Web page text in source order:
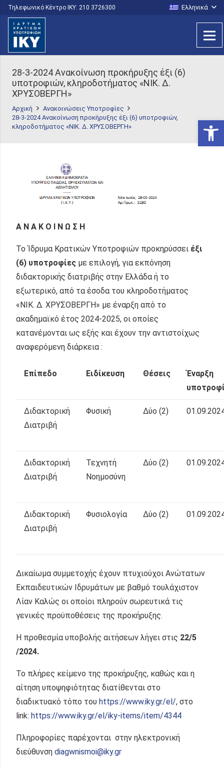
Τηλεφωνικό Κέντρο IKY: 210 3726300 Ελληνικά
28-3-2024 Aνακοίνωση προκήρυξης έξι (6)
υποτροφιών, κληροδοτήματος «ΝΙΚ. Δ.
ΧΡΥΣΟΒΕΡΓΗ»
Αρχική
Ανακοινώσεις Υποτροφίες
28-3-2024 Aνακοίνωση προκήρυξης έξι (6) υποτροφιών,
κληροδοτήματος «ΝΙΚ. Δ. ΧΡΥΣΟΒΕΡΓΗ»
Α Ν Α Κ Ο Ι Ν Ω Σ Η
Το Ίδρυμα Κρατικών Υποτροφιών προκηρύσσει έξι
(6) υποτροφίες με επιλογή, για εκπόνηση
διδακτορικής διατριβής στην Ελλάδα ή το
εξωτερικό, από τα έσοδα του κληροδοτήματος
«ΝΙΚ. Δ. ΧΡΥΣΟΒΕΡΓΗ» με έναρξη από το
ακαδημαϊκό έτος 2024-2025, οι οποίες
κατανέμονται ως εξής και έχουν την αντιστοίχως
αναφερόμενη διάρκεια :
Επίπεδο Ειδίκευση Θέσεις
Έναρξη
Διδακτορική
Διατριβή
Φυσική Δύο (2)
Διδακτορική
Διατριβή
Τεχνητή
Νοημοσύνη
Δύο (2)
Διδακτορική
Διατριβή
Φυσιολογία Δύο (2)
Δικαίωμα συμμετοχής έχουν πτυχιούχοι Ανώτατων
Εκπαιδευτικών Ιδρυμάτων με βαθμό τουλάχιστον
Λίαν Καλώς οι οποίοι πληρούν σωρευτικά τις
γενικές προϋποθέσεις της προκήρυξης.
H προθεσμία υποβολής αιτήσεων λήγει στις 22/5
/2024.
Το πλήρες κείμενο της προκήρυξης, καθώς και η
αίτηση υποψηφιότητας διατίθενται στο
διαδικτυακό τόπο του https://www.iky.gr/el/, στο
link: https://www.iky.gr/el/iky-items/item/4344
Πληροφορίες παρέχονται στην ηλεκτρονική
διεύθυνση diagwnismoi@iky.gr